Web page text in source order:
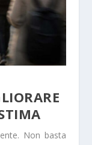
Non basta